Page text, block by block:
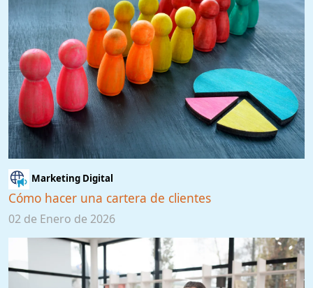
Marketing Digital
Cómo hacer una cartera de clientes
02 de Enero de 2026